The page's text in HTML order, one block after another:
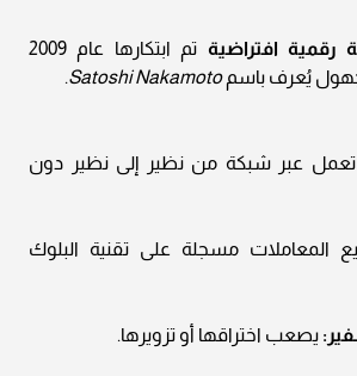
رقمية افتراضية
تم ابتكارها عام 2009
يُعرف باسمSatoshi Nakamoto
.
تعمل عبر شبكة من نظير إلى نظير دون
المعاملات مسجلة على تقنية البلوك
يصعب اختراقها أو تزويرها.